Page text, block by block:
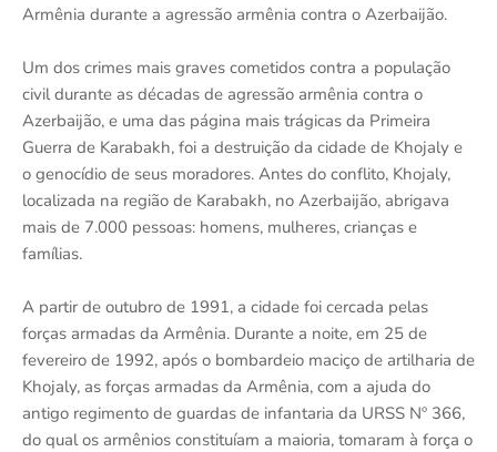
Armênia durante a agressão armênia contra o Azerbaijão.
Um dos crimes mais graves cometidos contra a população
civil durante as décadas de agressão armênia contra o
Azerbaijão, e uma das página mais trágicas da Primeira
Guerra de Karabakh, foi a destruição da cidade de Khojaly e
o genocídio de seus moradores. Antes do conflito, Khojaly,
localizada na região de Karabakh, no Azerbaijão, abrigava
mais de 7.000 pessoas: homens, mulheres, crianças e
famílias.
A partir de outubro de 1991, a cidade foi cercada pelas
forças armadas da Armênia. Durante a noite, em 25 de
fevereiro de 1992, após o bombardeio maciço de artilharia de
Khojaly, as forças armadas da Armênia, com a ajuda do
antigo regimento de guardas de infantaria da URSS Nº 366,
do qual os armênios constituíam a maioria, tomaram à força o